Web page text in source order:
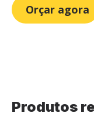
Orçar agora
Produtos